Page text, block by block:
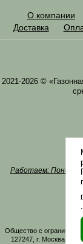
О компании
Доставка
2021-2026 ©
Работаем:
Общество с
127247, г. Москва,
.